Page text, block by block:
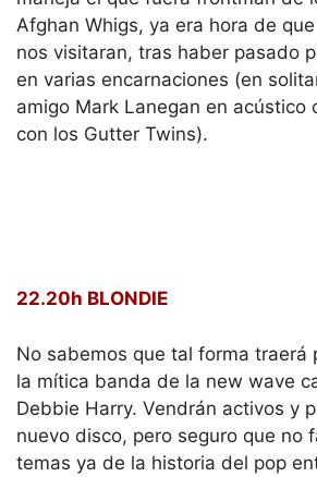
Afghan Whigs, ya era hora de
nos visitaran, tras haber pasado
en varias encarnaciones (en
amigo Mark Lanegan en acústico
con los Gutter Twins).
22.20h BLONDIE
No sabemos que tal forma traerá
la mítica banda de la new wave
Debbie Harry. Vendrán activos y
nuevo disco, pero seguro que no
temas ya de la historia del pop